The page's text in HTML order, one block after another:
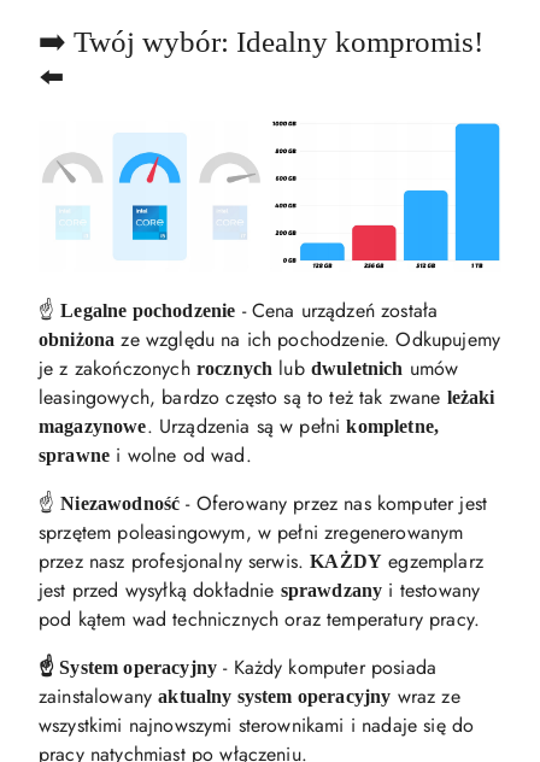
➡️ Twój wybór: Idealny kompromis!
⬅️
☝️Legalne pochodzenie - Cena urządzeń została
obniżona ze względu na ich pochodzenie. Odkupujemy
je z zakończonych rocznych lub dwuletnich umów
leasingowych, bardzo często są to też tak zwane leżaki
magazynowe. Urządzenia są w pełnikompletne,
sprawne i wolne od wad.
☝️Niezawodność - Oferowany przez nas komputer jest
sprzętem poleasingowym, w pełni zregenerowanym
przez nasz profesjonalny serwis.KAŻDY egzemplarz
jest przed wysyłką dokładnie sprawdzany i testowany
pod kątem wad technicznych oraz temperatury pracy.
☝️ System operacyjny - Każdy komputer posiada
zainstalowanyaktualny system operacyjny wraz ze
wszystkimi najnowszymi sterownikami i nadaje się do
pracy natychmiast po włączeniu.